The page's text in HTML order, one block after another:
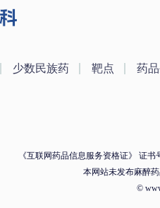
少数民族药 靶点 药
《互联网药品信息服务资格证》 证书
本网站未发布麻醉
©